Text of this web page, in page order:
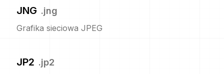
JNG .jng
Grafika sieciowa JPEG
JP2 .jp2